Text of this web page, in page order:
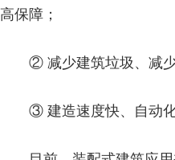
高保障；
② 减少建筑垃圾、减少
③ 建造速度快、自动化